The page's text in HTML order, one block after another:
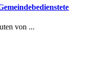
von ...